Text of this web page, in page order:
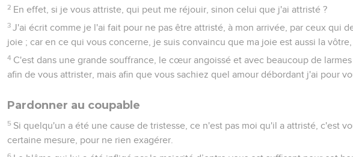
2 En effet, si je vous attriste, qui peut me réjouir, sinon celui que j'ai attristé ?
3 J'ai écrit comme je l'ai fait pour ne pas être attristé, à mon arrivée, par ceux qui
joie ; car en ce qui vous concerne, je suis convaincu que ma joie est aussi la vôtre,
4 C'est dans une grande souffrance, le cœur angoissé et avec beaucoup de
afin de vous attrister, mais afin que vous sachiez quel amour débordant j'ai pour
Pardonner au coupable
5 Si quelqu'un a été une cause de tristesse, ce n'est pas moi qu'il a attristé, c'est
certaine mesure, pour ne rien exagérer.
6